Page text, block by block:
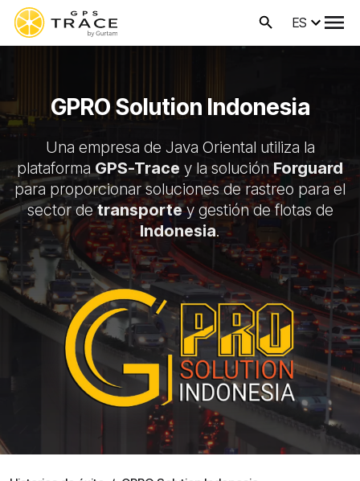
ES
GPRO Solution Indonesia
Una empresa de Java Oriental utiliza la
plataformaGPS-Trace y la solución Forguard
para proporcionar soluciones de rastreo para el
sector detransportey gestión de flotas de
Indonesia.